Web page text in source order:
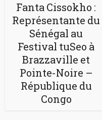
Fanta Cissokho :
Représentante du
Sénégal au
Festival tuSeo à
Brazzaville et
Pointe-Noire –
République du
Congo